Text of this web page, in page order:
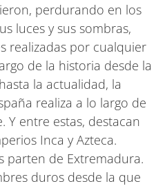
perdurando en los
luces y sus sombras,
realizadas por cualquier
de la historia desde la
la actualidad, la
realiza a lo largo de
Y entre estas, destacan
Inca y Azteca.
parten de Extremadura.
duros desde la que